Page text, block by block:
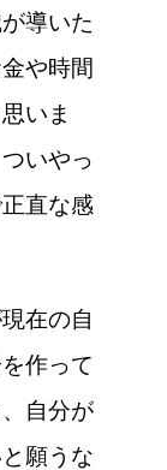
導いた
や時間
いま
いやっ
直な感
在の自
作って
自分が
願うな